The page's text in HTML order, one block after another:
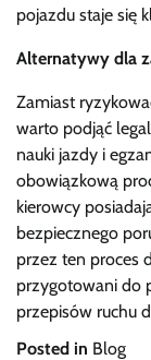
pojazdu staje się
Alternatywy dla
Zamiast
warto podjąć
nauki jazdy i
obowiązkową
kierowcy
bezpiecznego
przez ten proces
przygotowani do
przepisów ruchu
Posted in Blog